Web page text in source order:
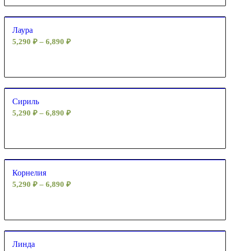
Лаура
5,290 ₽ – 6,890 ₽
Сириль
5,290 ₽ – 6,890 ₽
Корнелия
5,290 ₽ – 6,890 ₽
Линда